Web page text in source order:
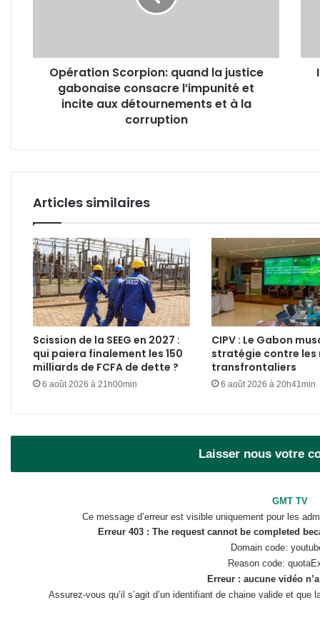
et
incite
détournements
Opération Scorpion: quand la justice
gabonaise consacre l’impunité et
incite aux détournements et à la
corruption
(14
Articles similaires
Scission de la SEEG en 2027 :
qui paiera finalement les 150
milliards de FCFA de dette ?
6 août 2026 à 21h00min
CIPV : Le Gabon
stratégie contre les
transfrontaliers
6 août 2026 à 20h41min
Laisser nous votre
GMT TV
Ce message d’erreur est visible uniquement pour les
Erreur 403 : The request cannot be completed
Domain code:
Reason code:
Erreur : aucune vidéo
Assurez-vous qu’il s’agit d’un identifiant de chaine valide et